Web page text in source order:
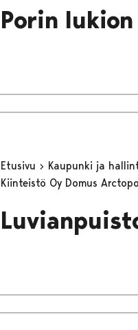
Porin
Etusivu Kaupunki ja
Kiinteistö Oy Domus